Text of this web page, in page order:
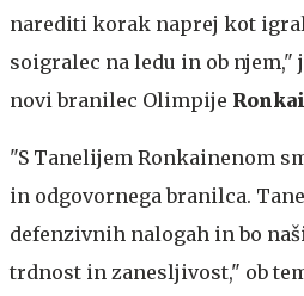
narediti korak naprej kot
soigralec na ledu in ob
novi branilec Olimpije
"S Tanelijem Ronkainenom
in odgovornega branilca.
defenzivnih nalogah in bo
trdnost in zanesljivost," ob